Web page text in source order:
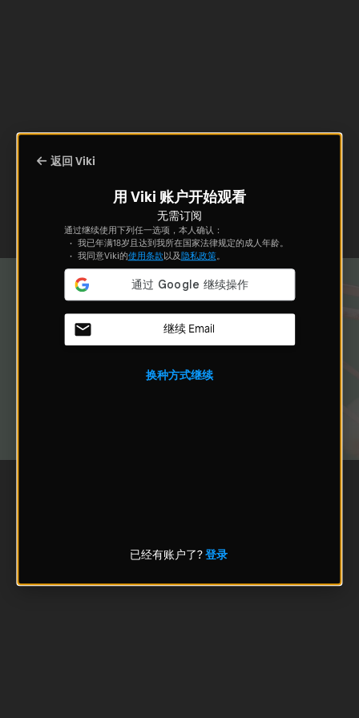
返回 Viki
用 Viki 账户开始观看
无需订阅
通过继续使用下列任一选项，本人确认：
我已年满18岁且达到我所在国家法律规定的成人年龄。
我同意Viki的使用条款以及隐私政策。
继续 Email
换种方式继续
已经有账户了?登录